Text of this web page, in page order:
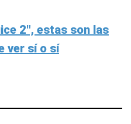
2″, estas son las
ver sí o sí